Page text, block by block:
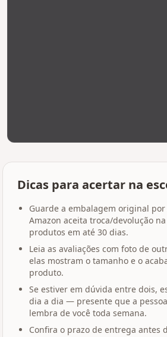
Dicas para acertar na
Guarde a embalagem original
Amazon aceita troca/devolução
produtos em até 30 dias.
Leia as avaliações com foto de
elas mostram o tamanho e o
produto.
Se estiver em dúvida entre dois,
dia a dia — presente que a
lembra de você toda semana.
Confira o prazo de entrega antes